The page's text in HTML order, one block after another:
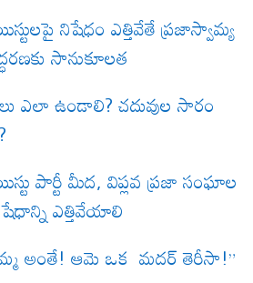
నిషేధం ఎత్తివేతే ప్రజాస్వామ్య
సానుకూలత
ఎలా ఉండాలి? చదువుల సారం
పార్టీ మీద, విప్లవ ప్రజా సంఘాల
ఎత్తివేయాలి
అంతే! ఆమె ఒక మదర్ తెరీసా!”